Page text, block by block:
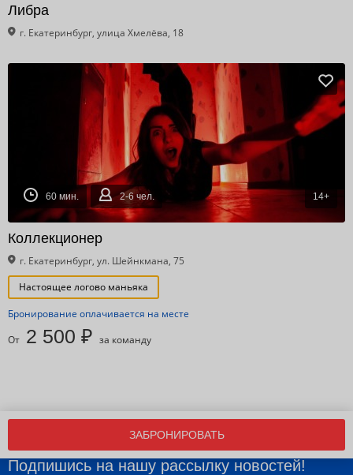
Либра
г. Екатеринбург, улица Хмелёва, 18
60 мин. 2-6 чел. 14+
Коллекционер
г. Екатеринбург, ул. Шейнкмана, 75
Настоящее логово маньяка
Бронирование оплачивается на месте
От 2 500 ₽ за команду
ЗАБРОНИРОВАТЬ
Подпишись на нашу рассылку новостей!